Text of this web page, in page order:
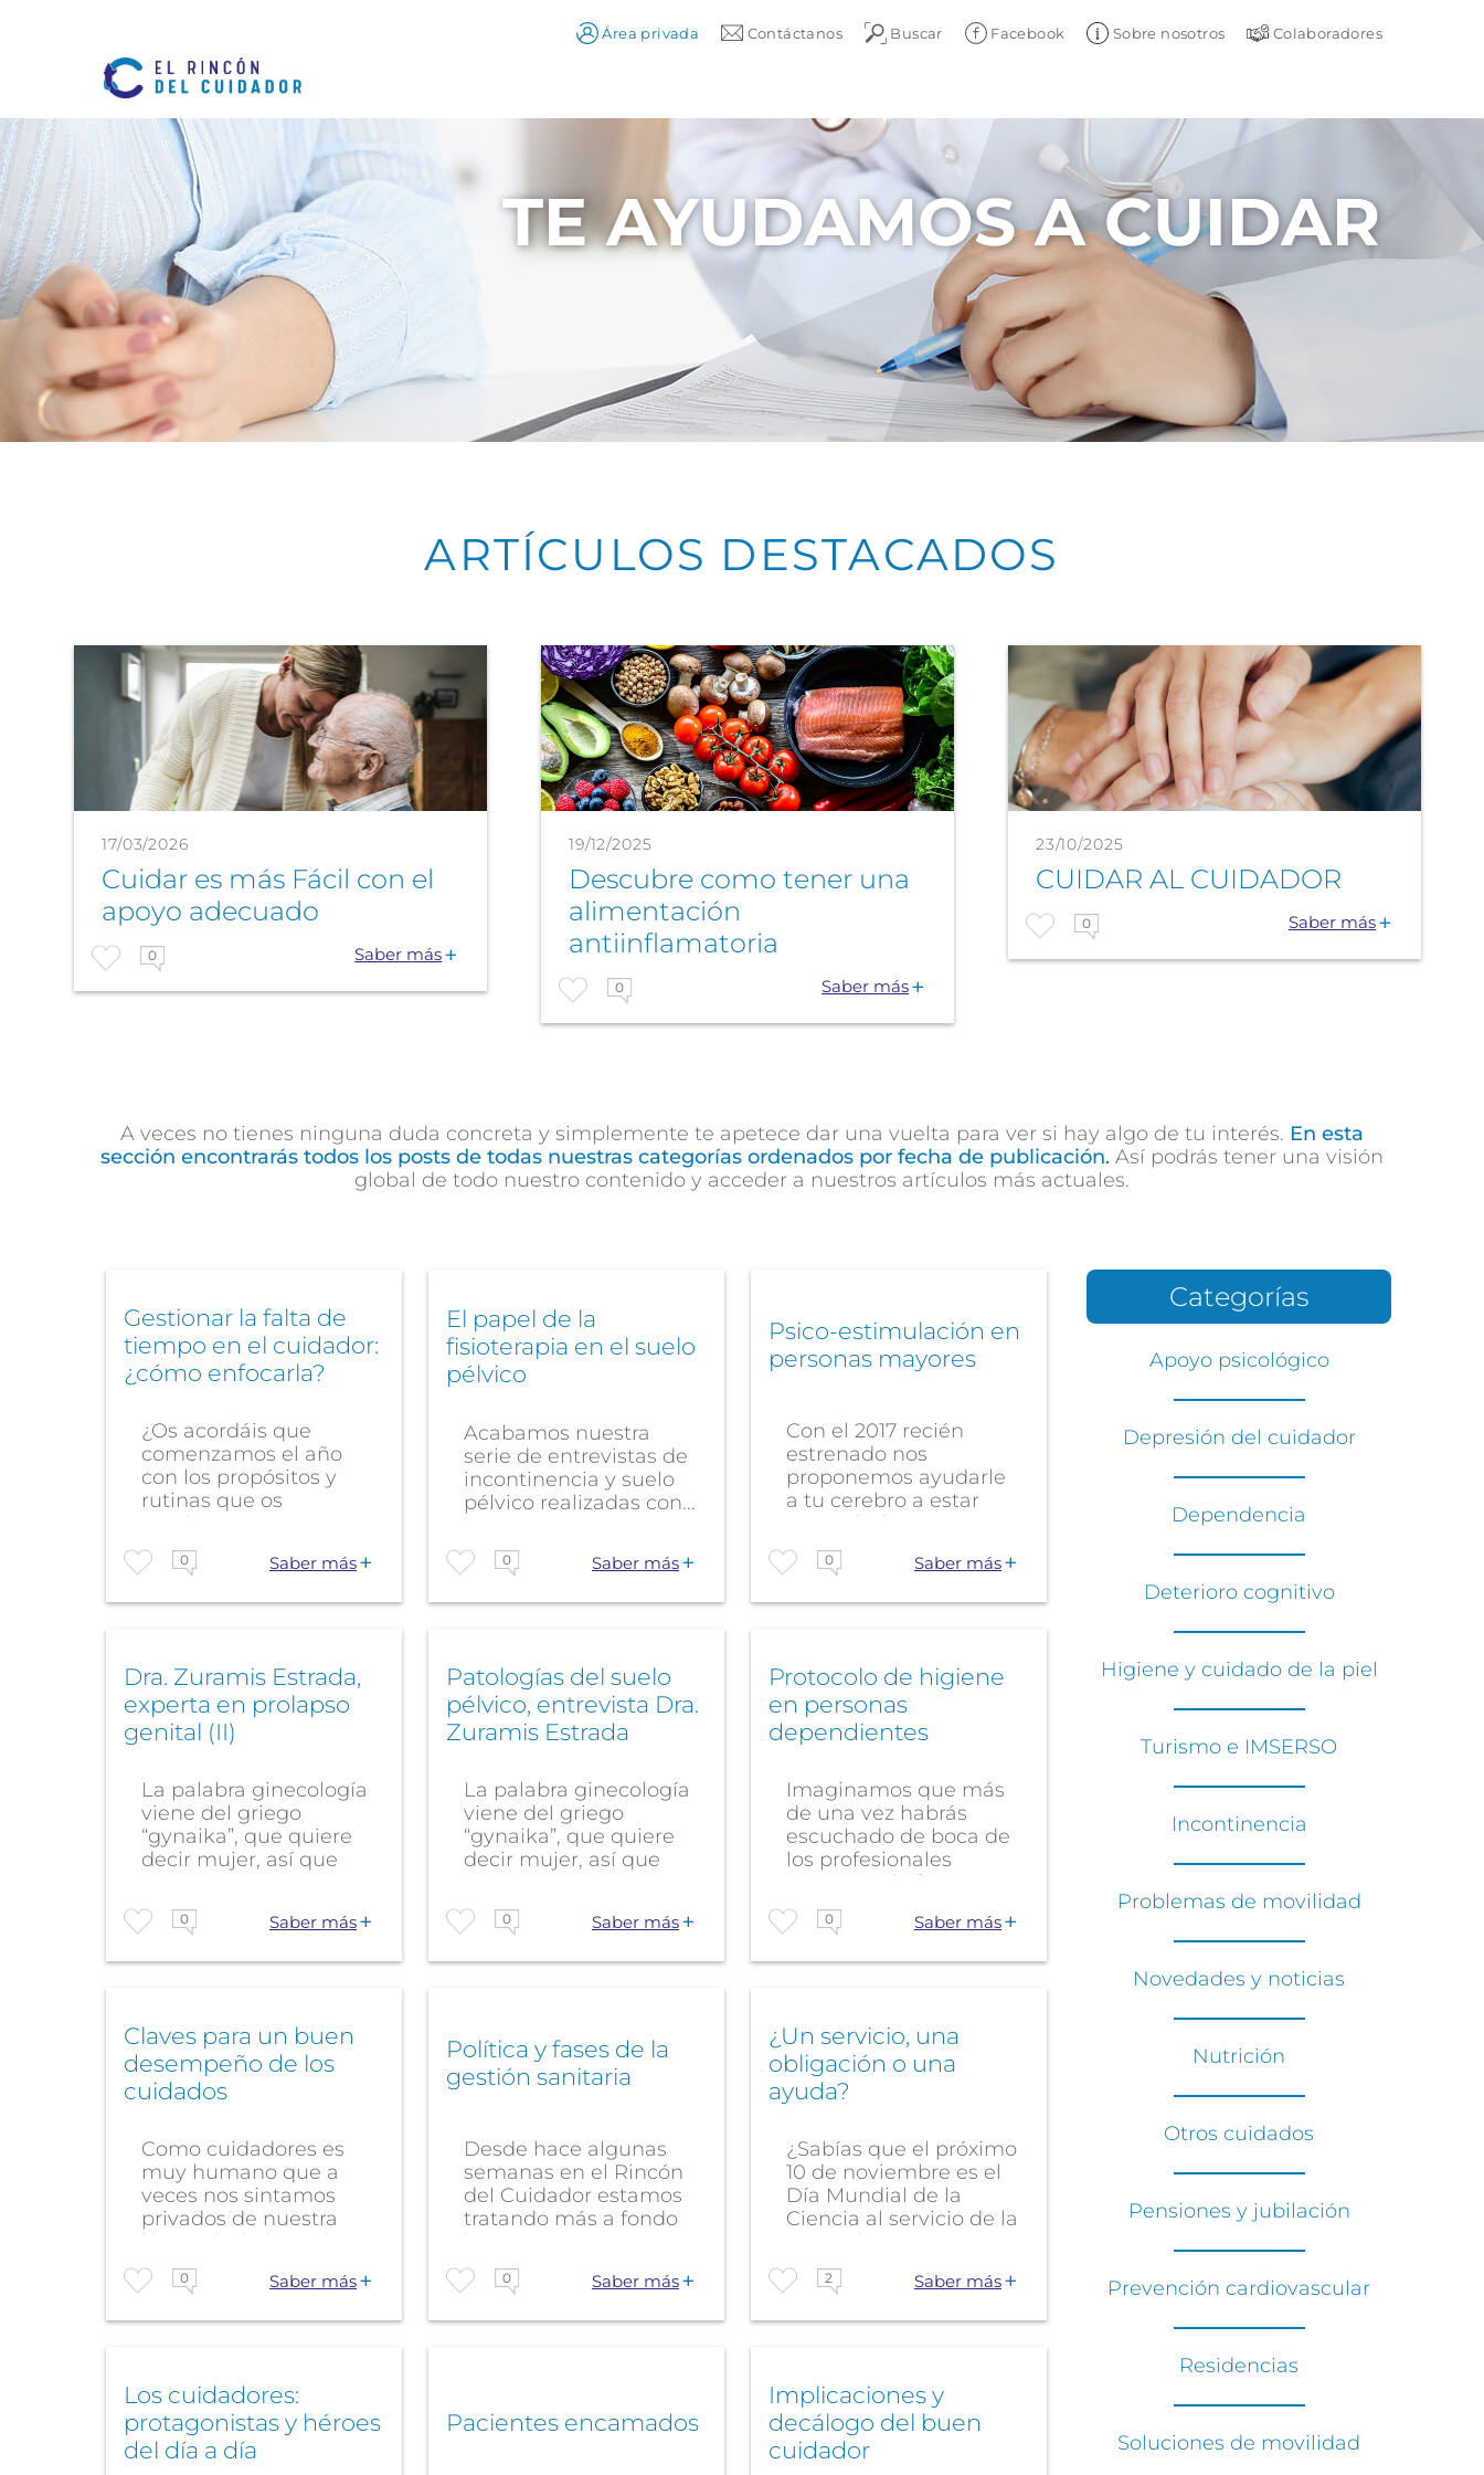
Área privada Contáctanos Buscar Facebook Sobre nosotros Colaboradores
TE AYUDAMOS A CUIDAR
ARTÍCULOS DESTACADOS
17/03/2026
Cuidar es más Fácil con el
apoyo adecuado
0 Saber más
19/12/2025
Descubre como tener una
alimentación
antiinflamatoria
0 Saber más
23/10/2025
CUIDAR AL CUIDADOR
0 Saber más
A veces no tienes ninguna duda concreta y simplemente te apetece dar una vuelta para ver si hay algo de tu interés. En esta
sección encontrarás todos los posts de todas nuestras categorías ordenados por fecha de publicación. Así podrás tener una visión
global de todo nuestro contenido y acceder a nuestros artículos más actuales.
Gestionar la falta de
tiempo en el cuidador:
¿cómo enfocarla?
¿Os acordáis que
comenzamos el año
con los propósitos y
rutinas que os
ayudarán a mejorar
vuestra...
0 Saber más
El papel de la
fisioterapia en el suelo
pélvico
Acabamos nuestra
serie de entrevistas de
incontinencia y suelo
pélvico realizadas con...
0 Saber más
Psico-estimulación en
personas mayores
Con el 2017 recién
estrenado nos
proponemos ayudarle
a tu cerebro a estar
estimulado...
0 Saber más
Dra. Zuramis Estrada,
experta en prolapso
genital (II)
La palabra ginecología
viene del griego
“gynaika”, que quiere
decir mujer, así que
0 Saber más
Patologías del suelo
pélvico, entrevista Dra.
Zuramis Estrada
La palabra ginecología
viene del griego
“gynaika”, que quiere
decir mujer, así que
0 Saber más
Protocolo de higiene
en personas
dependientes
Imaginamos que más
de una vez habrás
escuchado de boca de
los profesionales
sanitarios, la frase...
0 Saber más
Claves para un buen
desempeño de los
cuidados
Como cuidadores es
muy humano que a
veces nos sintamos
privados de nuestra
libertad a la hora de...
0 Saber más
Política y fases de la
gestión sanitaria
Desde hace algunas
semanas en el Rincón
del Cuidador estamos
tratando más a fondo
la...
0 Saber más
¿Un servicio, una
obligación o una
ayuda?
¿Sabías que el próximo
10 de noviembre es el
Día Mundial de la
Ciencia al servicio de la
Paz y el...
2 Saber más
Los cuidadores:
protagonistas y héroes
del día a día
Pacientes encamados
Implicaciones y
decálogo del buen
cuidador
Categorías
Apoyo psicológico
Depresión del cuidador
Dependencia
Deterioro cognitivo
Higiene y cuidado de la piel
Turismo e IMSERSO
Incontinencia
Problemas de movilidad
Novedades y noticias
Nutrición
Otros cuidados
Pensiones y jubilación
Prevención cardiovascular
Residencias
Soluciones de movilidad